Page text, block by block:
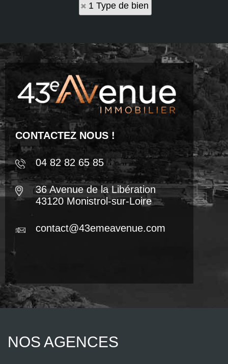
1 Type de bien
CONTACTEZ NOUS !
04 82 82 65 85
36 Avenue de la Libération
43120 Monistrol-sur-Loire
contact@43emeavenue.com
NOS AGENCES